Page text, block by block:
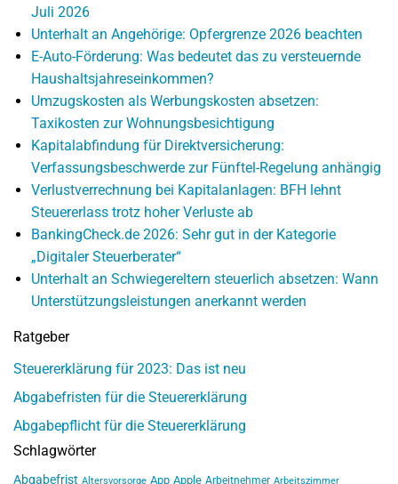
Juli 2026
Unterhalt an Angehörige: Opfergrenze 2026 beachten
E-Auto-Förderung: Was bedeutet das zu versteuernde
Haushaltsjahreseinkommen?
Umzugskosten als Werbungskosten absetzen:
Taxikosten zur Wohnungsbesichtigung
Kapitalabfindung für Direktversicherung:
Verfassungsbeschwerde zur Fünftel-Regelung anhängig
Verlustverrechnung bei Kapitalanlagen: BFH lehnt
Steuererlass trotz hoher Verluste ab
BankingCheck.de 2026: Sehr gut in der Kategorie
„Digitaler Steuerberater“
Unterhalt an Schwiegereltern steuerlich absetzen: Wann
Unterstützungsleistungen anerkannt werden
Ratgeber
Steuererklärung für 2023: Das ist neu
Abgabefristen für die Steuererklärung
Abgabepflicht für die Steuererklärung
Schlagwörter
Abgabefrist Altersvorsorge App Apple Arbeitnehmer Arbeitszimmer